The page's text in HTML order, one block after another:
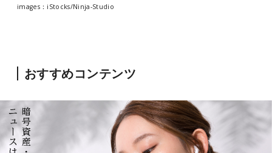
images：iStocks/Ninja-Studio
おすすめコンテンツ